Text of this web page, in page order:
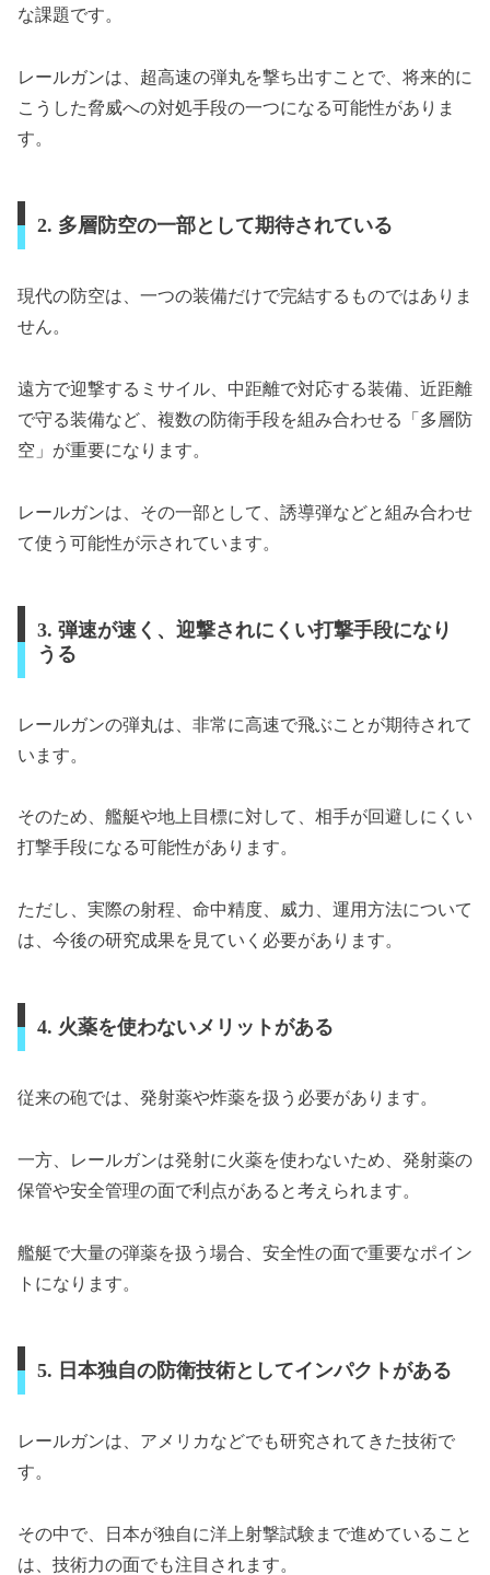
な課題です。
レールガンは、超高速の弾丸を撃ち出すことで、将来的に
こうした脅威への対処手段の一つになる可能性がありま
す。
2. 多層防空の一部として期待されている
現代の防空は、一つの装備だけで完結するものではありま
せん。
遠方で迎撃するミサイル、中距離で対応する装備、近距離
で守る装備など、複数の防衛手段を組み合わせる「多層防
空」が重要になります。
レールガンは、その一部として、誘導弾などと組み合わせ
て使う可能性が示されています。
3. 弾速が速く、迎撃されにくい打撃手段になり
うる
レールガンの弾丸は、非常に高速で飛ぶことが期待されて
います。
そのため、艦艇や地上目標に対して、相手が回避しにくい
打撃手段になる可能性があります。
ただし、実際の射程、命中精度、威力、運用方法について
は、今後の研究成果を見ていく必要があります。
4. 火薬を使わないメリットがある
従来の砲では、発射薬や炸薬を扱う必要があります。
一方、レールガンは発射に火薬を使わないため、発射薬の
保管や安全管理の面で利点があると考えられます。
艦艇で大量の弾薬を扱う場合、安全性の面で重要なポイン
トになります。
5. 日本独自の防衛技術としてインパクトがある
レールガンは、アメリカなどでも研究されてきた技術で
す。
その中で、日本が独自に洋上射撃試験まで進めていること
は、技術力の面でも注目されます。